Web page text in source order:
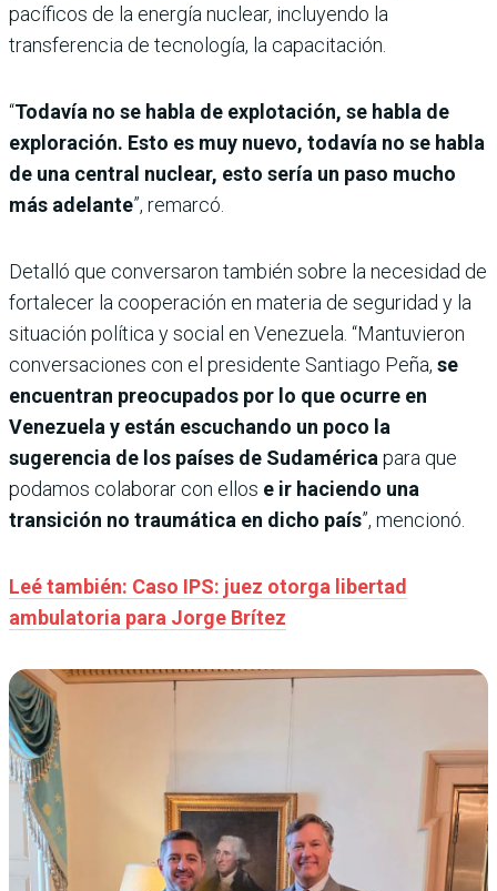
pacíficos de la energía nuclear, incluyendo la
transferencia de tecnología, la capacitación.
“Todavía no se habla de explotación, se habla de
exploración. Esto es muy nuevo, todavía no se habla
de una central nuclear, esto sería un paso mucho
más adelante”, remarcó.
Detalló que conversaron también sobre la necesidad de
fortalecer la cooperación en materia de seguridad y la
situación política y social en Venezuela. “Mantuvieron
conversaciones con el presidente Santiago Peña, se
encuentran preocupados por lo que ocurre en
Venezuela y están escuchando un poco la
sugerencia de los países de Sudamérica para que
podamos colaborar con ellos e ir haciendo una
transición no traumática en dicho país”, mencionó.
Leé también: Caso IPS: juez otorga libertad
ambulatoria para Jorge Brítez